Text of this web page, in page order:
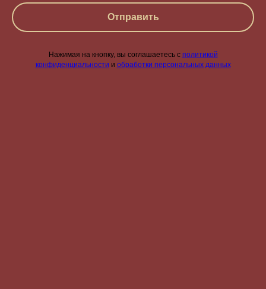
Отправить
Нажимая на кнопку, вы соглашаетесь с политикой
конфиденциальности и обработки персональных данных